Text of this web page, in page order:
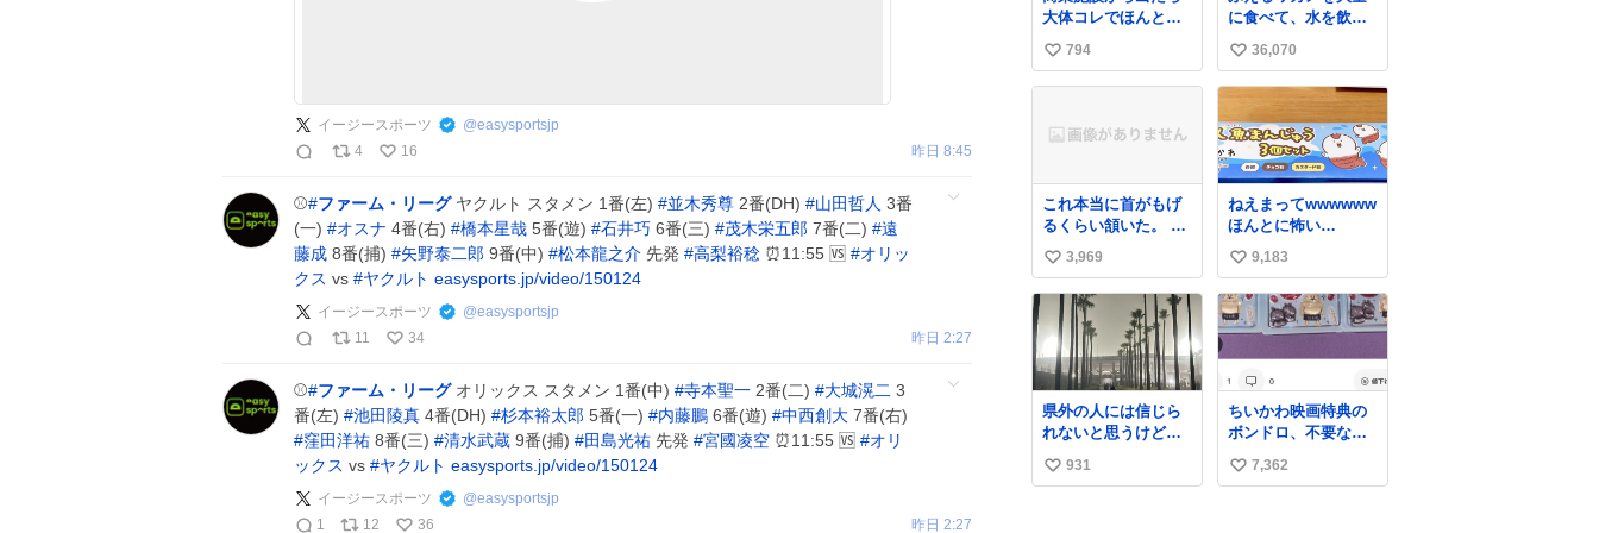
イージースポーツ @easysportsjp
4
16 昨日 8:45
⚾️#ファーム・リーグヤクルト スタメン 1番(左) #並木秀尊 2番(DH) #山田哲人 3番
(一) #オスナ 4番(右) #橋本星哉 5番(遊) #石井巧 6番(三) #茂木栄五郎 7番(二) #遠
藤成 8番(捕) #矢野泰二郎 9番(中) #松本龍之介 先発 #高梨裕稔 ⏰11:55 🆚 #オリッ
クス vs #ヤクルト easysports.jp/video/150124
イージースポーツ @easysportsjp
11
34 昨日 2:27
⚾️#ファーム・リーグオリックス スタメン 1番(中) #寺本聖一 2番(二) #大城滉二 3
番(左) #池田陵真 4番(DH) #杉本裕太郎 5番(一) #内藤鵬 6番(遊) #中西創大 7番(右)
#窪田洋祐 8番(三) #清水武蔵 9番(捕) #田島光祐 先発 #宮國凌空 ⏰11:55 🆚 #オリ
ックス vs #ヤクルト easysports.jp/video/150124
イージースポーツ @easysportsjp
1
12 36 昨日 2:27
大体コレでほんとイ
ヤ
い
い
数
794
に食べて、水を飲む
とおなかは膨ら
む・・・・！？ ⚠️よ
い子は絶対マネしな
いでね⚠️ #夏休みの
自由研究
い
い
数
36,070
これ本当に首がもげ
るくらい頷いた。 私
は入学前に送られて
きた、大学のサーク
ル紹介冊子を見た時
点で終わりを感じた
ので、女子大でもな
いくせに偏差値の高
い大学のインカレサ
ークルに突撃して所
属するという奇行で
事なきを得た。 高偏
差値に行けないなら
せめてそれくらいし
い
い
ね
数
3,969
ねえまってwwwwww
ほんとに怖い
wwwww 人魚まんじ
ゅう買ってきたから
私も永遠のいのち
を…ぐへへ…と思い
ながら1つ食べたら
ど！！！！？？？ し
かもガッツリ😭 まん
じゅうだ
よ？？？？？？ ガリ
ッて言ったから何？
と思って口から出し
い
い
ね
9,183
県外の人には信じら
れないと思うけど、
霧じゃなくて火山灰
です🌋 #桜島
い
931
ちいかわ映画特典の
ボンドロ、不要なら
その場で受け取り辞
退すれば良いのに
い
7,362